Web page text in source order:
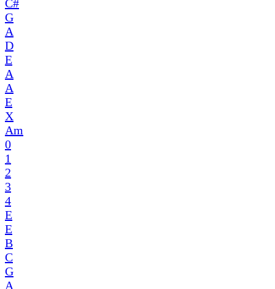
C#
G
A
D
E
A
A
E
X
Am
0
1
2
3
4
E
E
B
C
G
A